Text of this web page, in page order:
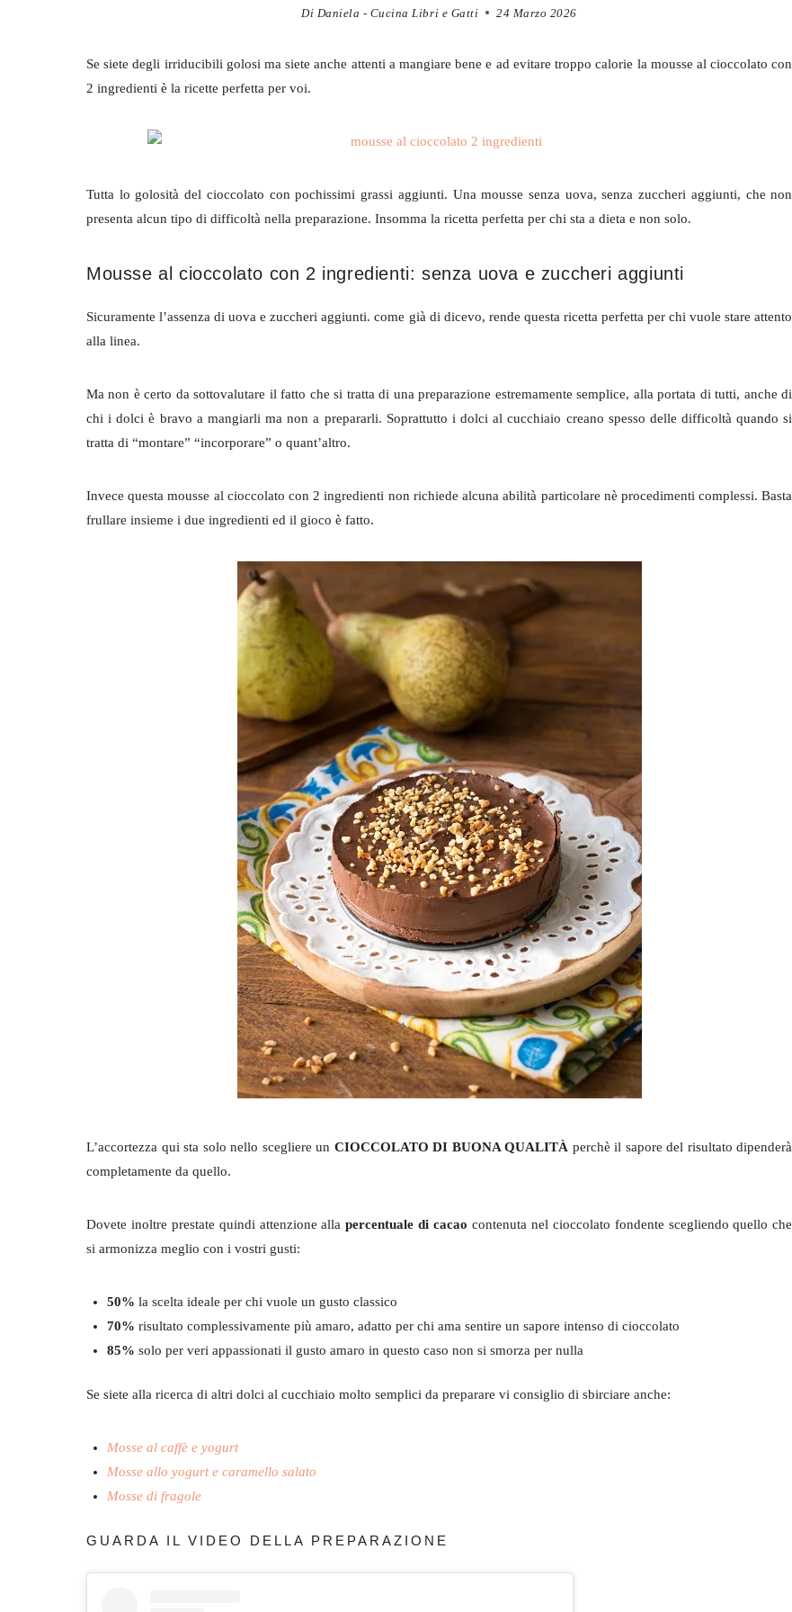
Di Daniela - Cucina Libri e Gatti 24 Marzo 2026
Se siete degli irriducibili golosi ma siete anche attenti a mangiare bene e ad evitare troppo calorie la mousse al cioccolato con
2 ingredienti è la ricette perfetta per voi.
Tutta lo golosità del cioccolato con pochissimi grassi aggiunti. Una mousse senza uova, senza zuccheri aggiunti, che non
presenta alcun tipo di difficoltà nella preparazione. Insomma la ricetta perfetta per chi sta a dieta e non solo.
Mousse al cioccolato con 2 ingredienti: senza uova e zuccheri aggiunti
Sicuramente l’assenza di uova e zuccheri aggiunti. come già di dicevo, rende questa ricetta perfetta per chi vuole stare attento
alla linea.
Ma non è certo da sottovalutare il fatto che si tratta di una preparazione estremamente semplice, alla portata di tutti, anche di
chi i dolci è bravo a mangiarli ma non a prepararli. Soprattutto i dolci al cucchiaio creano spesso delle difficoltà quando si
tratta di “montare” “incorporare” o quant’altro.
Invece questa mousse al cioccolato con 2 ingredienti non richiede alcuna abilità particolare nè procedimenti complessi. Basta
frullare insieme i due ingredienti ed il gioco è fatto.
L’accortezza qui sta solo nello scegliere un CIOCCOLATO DI BUONA QUALITÀ perchè il sapore del risultato dipenderà
completamente da quello.
Dovete inoltre prestate quindi attenzione allapercentuale di cacao contenuta nel cioccolato fondente scegliendo quello che
si armonizza meglio con i vostri gusti:
50% la scelta ideale per chi vuole un gusto classico
70% risultato complessivamente più amaro, adatto per chi ama sentire un sapore intenso di cioccolato
85% solo per veri appassionati il gusto amaro in questo caso non si smorza per nulla
Se siete alla ricerca di altri dolci al cucchiaio molto semplici da preparare vi consiglio di sbirciare anche:
Mosse al caffè e yogurt
Mosse allo yogurt e caramello salato
Mosse di fragole
GUARDA IL VIDEO DELLA PREPARAZIONE